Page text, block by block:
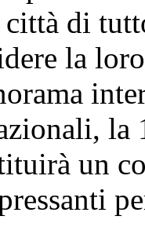
città di
la
la
un